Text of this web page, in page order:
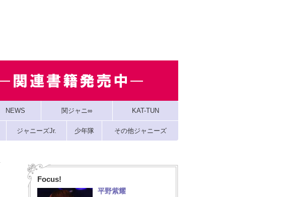
NEWS 関ジャニ∞ KAT-TUN
ジャニーズJr. 少年隊 その他ジャニーズ
Focus!
平野紫耀